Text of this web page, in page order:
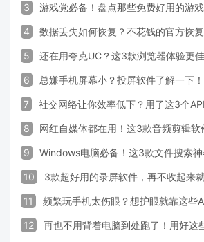
3 游戏党必备！盘点那些免费好用的游
4 数据丢失如何恢复？不花钱的官方恢复
5 还在用夸克UC？这3款浏览器体验更佳
6 总嫌手机屏幕小？投屏软件了解一下！
7 社交网络让你效率低下？用了这3个
8 网红自媒体都在用！这3款音频剪辑软
9 Windows电脑必备！这3款文件搜索神
10 3款超好用的录屏软件，再不收起来
11 频繁玩手机太伤眼？想护眼就靠这些
12 再也不用背着电脑到处跑了！用好这